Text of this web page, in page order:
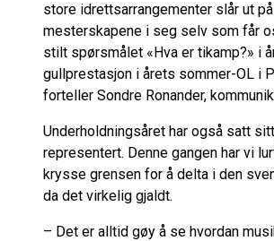
store idrettsarrangementer slår ut
mesterskapene i seg selv som får
stilt spørsmålet «Hva er tikamp?» i
gullprestasjon i årets sommer-OL i
forteller Sondre Ronander,
Underholdningsåret har også satt
representert. Denne gangen har vi
krysse grensen for å delta i den
da det virkelig gjaldt.
– Det er alltid gøy å se hvordan